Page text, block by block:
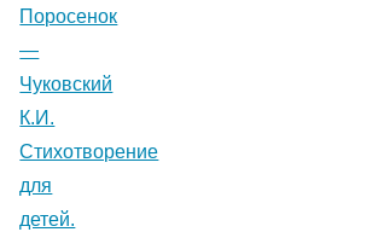
Поросенок
—
Чуковский
К.И.
Стихотворение
для
детей.